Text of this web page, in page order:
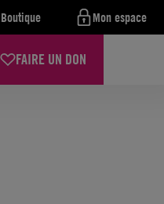
Boutique Mon espace
FAIRE UN DON